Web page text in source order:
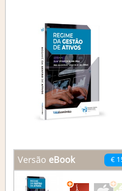
Versão eBook €